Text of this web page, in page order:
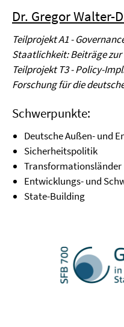
Dr. Gregor Walter-
Teilprojekt A1 -
Staatlichkeit: Beiträge
Teilprojekt T3 - Policy-
Forschung für die
Schwerpunkte:
Deutsche Außen- und
Sicherheitspolitik
Transformationsländer
Entwicklungs- und
State-Building